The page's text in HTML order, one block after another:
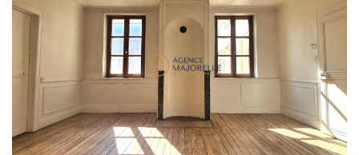
Nos Témoignages
Nos Actualités
CONTACT
EN